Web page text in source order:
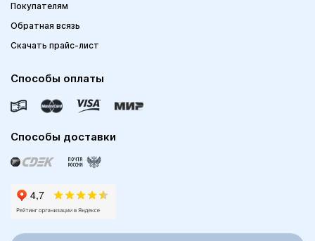
Покупателям
Обратная всязь
Скачать прайс-лист
Способы оплаты
Способы доставки